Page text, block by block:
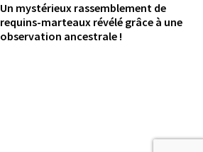
Un mystérieux rassemblement de
requins-marteaux révélé grâce à une
observation ancestrale !